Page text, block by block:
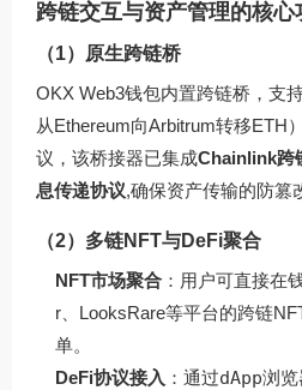
跨链交互与资产管理的核心
（1）原生跨链桥
OKX Web3钱包内置跨链桥，支
从Ethereum向Arbitrum转移ETH
议，该桥接器已集成Chainlink跨
息传递协议,确保资产传输的防篡
（2）多链NFT与DeFi聚合
NFT市场聚合 ：用户可直接在
r、LooksRare等平台的跨链
单。
DeFi协议接入 ：通过dApp浏览